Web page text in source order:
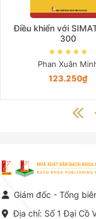
Điều khiển với
300
Phan Xuân
123.250₫
Giám đốc - Tổng
Địa chỉ: Số 1 Đại Cồ